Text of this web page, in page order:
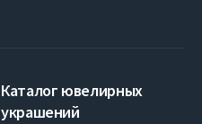
Каталог ювелирных
украшений